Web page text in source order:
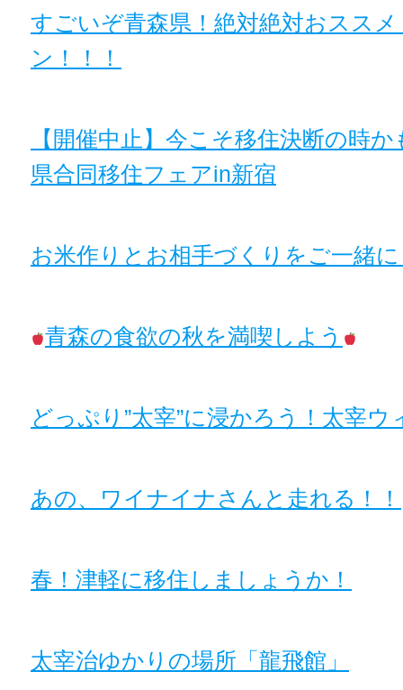
すごいぞ青森県！絶対絶対おスス
ン！！！
【開催中止】今こそ移住決断の時
県合同移住フェアin新宿
お米作りとお相手づくりをご一緒
青森の食欲の秋を満喫しよう
どっぷり”太宰”に浸かろう！太宰ウ
あの、ワイナイナさんと走れる！！
春！津軽に移住しましょうか！
太宰治ゆかりの場所「龍飛館」